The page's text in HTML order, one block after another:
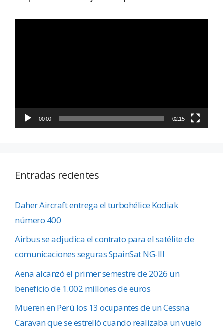
00:00 02:15
Entradas recientes
Daher Aircraft entrega el turbohélice Kodiak
número 400
Airbus se adjudica el contrato para el satélite de
comunicaciones seguras SpainSat NG-III
Aena alcanzó el primer semestre de 2026 un
beneficio de 1.002 millones de euros
Mueren en Perú los 13 ocupantes de un Cessna
Caravan que se estrelló cuando realizaba un vuelo